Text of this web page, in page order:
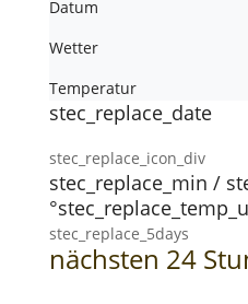
Datum
Wetter
Temperatur
stec_replace_date
stec_replace_icon_div
stec_replace_min /
stec_replace_5days
nächsten 24